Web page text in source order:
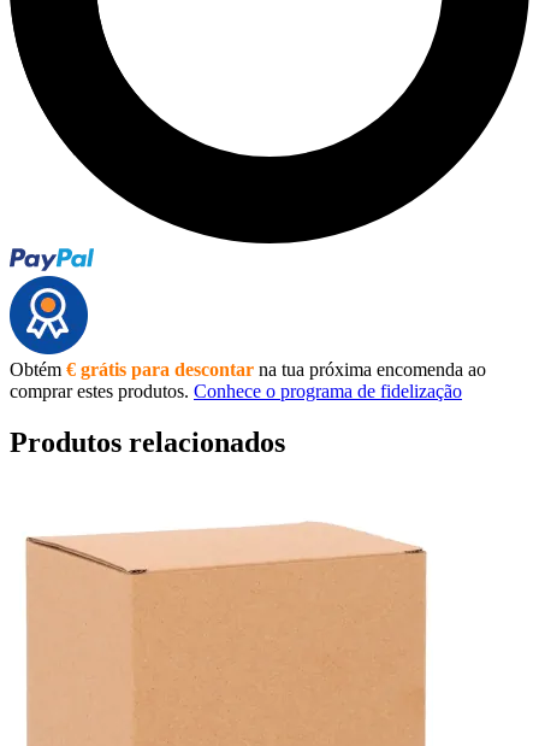
Obtém € grátis para descontar na tua próxima encomenda ao
comprar estes produtos. Conhece o programa de fidelização
Produtos relacionados